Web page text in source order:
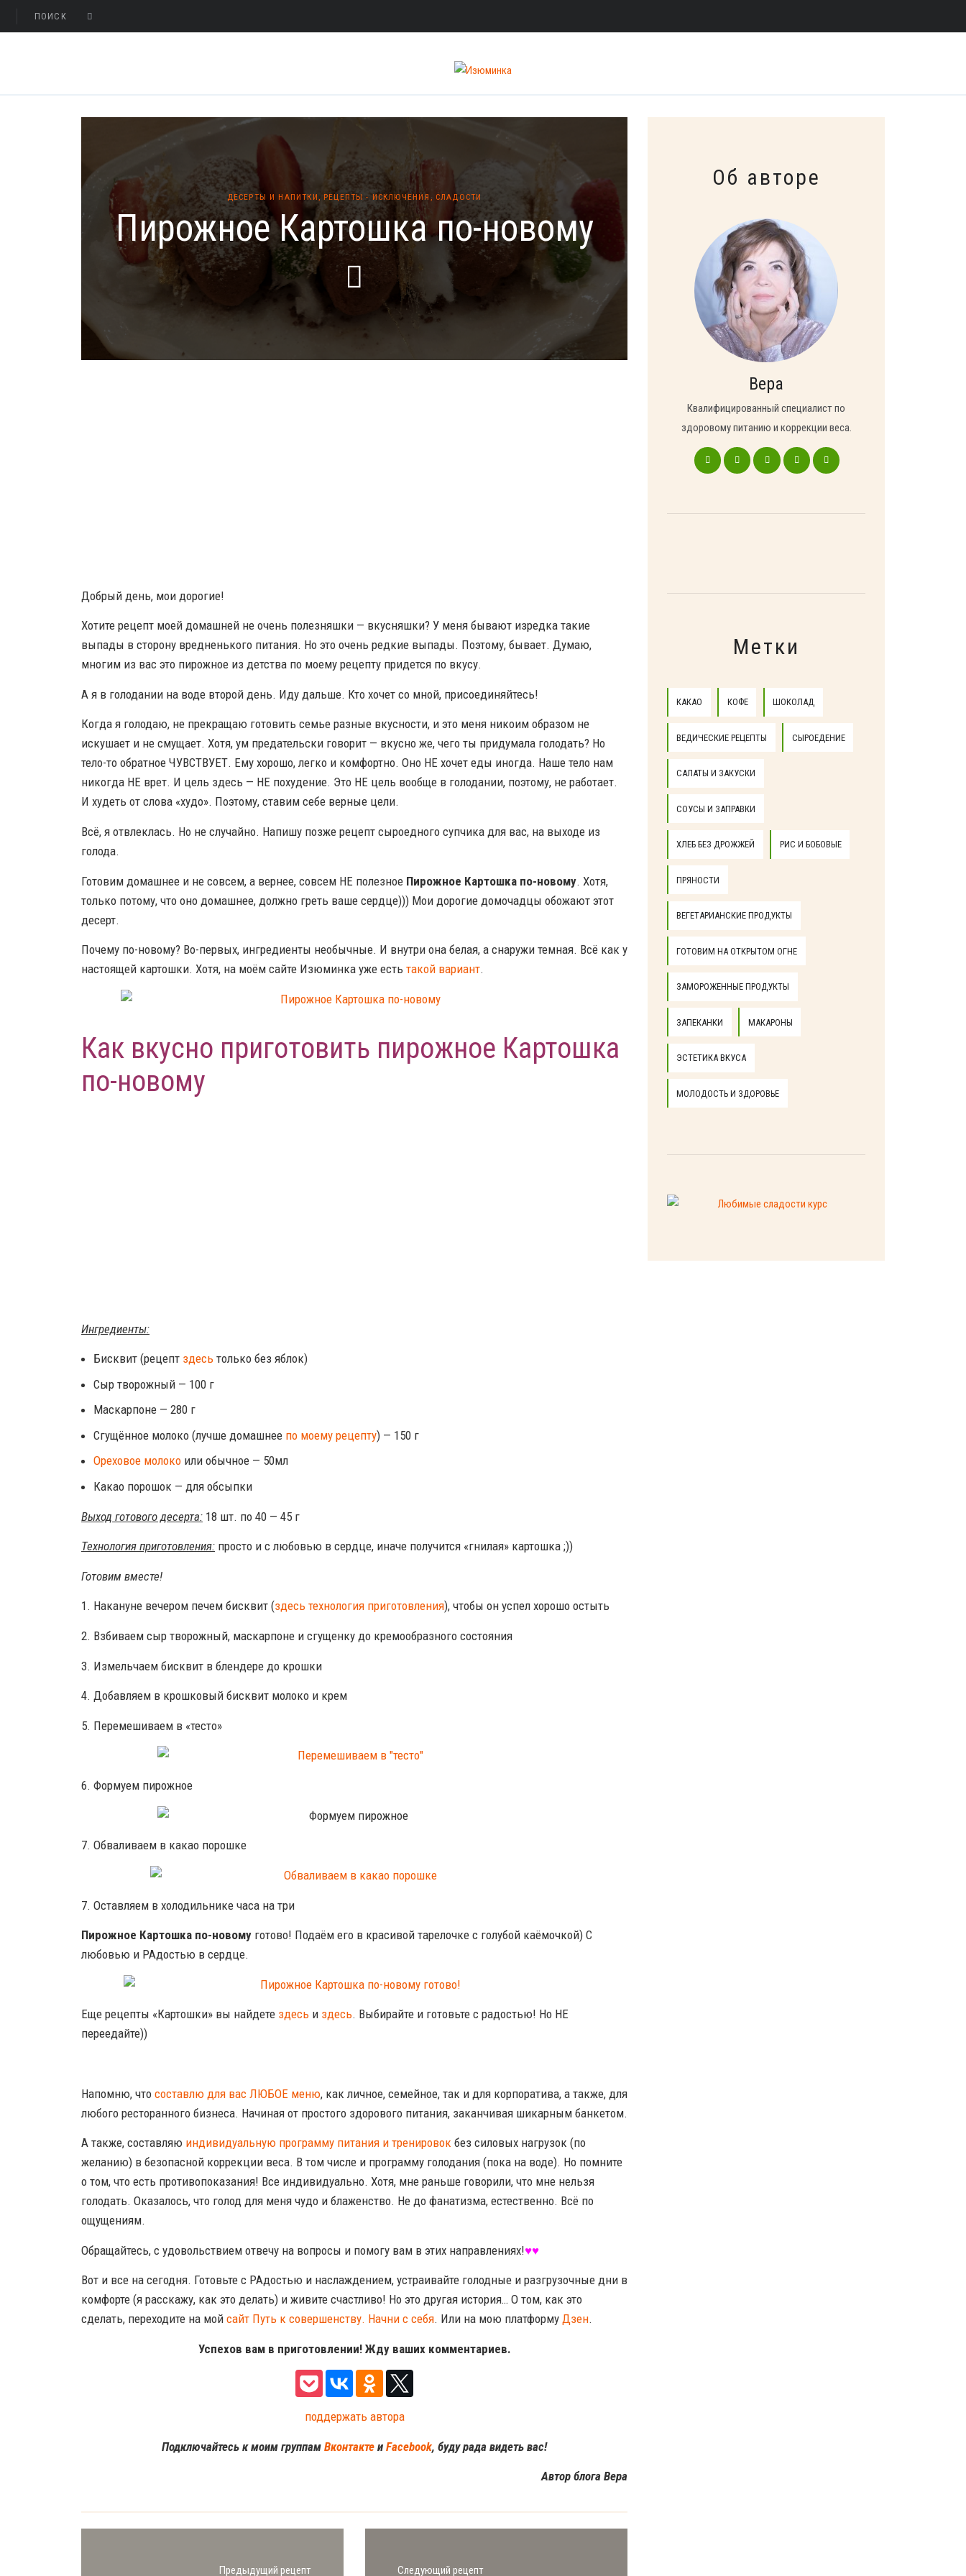
ДЕСЕРТЫ И НАПИТКИ ,РЕЦЕПТЫ - ИСКЛЮЧЕНИЯ , СЛАДОСТИ
Пирожное Картошка по-новому
Добрый день, мои дорогие!
Хотите рецепт моей домашней не очень полезняшки — вкусняшки? У меня бывают изредка такие
выпады в сторону вредненького питания. Но это очень редкие выпады. Поэтому, бывает. Думаю,
многим из вас это пирожное из детства по моему рецепту придется по вкусу.
А я в голодании на воде второй день. Иду дальше. Кто хочет со мной, присоединяйтесь!
Когда я голодаю, не прекращаю готовить семье разные вкусности, и это меня никоим образом не
искушает и не смущает. Хотя, ум предательски говорит — вкусно же, чего ты придумала голодать? Но
тело-то обратное ЧУВСТВУЕТ. Ему хорошо, легко и комфортно. Оно НЕ хочет еды иногда. Наше тело нам
никогда НЕ врет. И цель здесь — НЕ похудение. Это НЕ цель вообще в голодании, поэтому, не работает.
И худеть от слова «худо». Поэтому, ставим себе верные цели.
Всё, я отвлеклась. Но не случайно. Напишу позже рецепт сыроедного супчика для вас, на выходе из
голода.
Готовим домашнее и не совсем, а вернее, совсем НЕ полезное Пирожное Картошка по-новому. Хотя,
только потому, что оно домашнее, должно греть ваше сердце))) Мои дорогие домочадцы обожают этот
десерт.
Почему по-новому? Во-первых, ингредиенты необычные. И внутри она белая, а снаружи темная. Всё как у
настоящей картошки. Хотя, на моём сайте Изюминка уже есть такой вариант.
Как вкусно приготовить пирожное Картошка
по-новому
Ингредиенты:
Бисквит (рецепт здесь только без яблок)
Сыр творожный — 100 г
Маскарпоне — 280 г
Сгущённое молоко (лучше домашнее по моему рецепту) — 150 г
Ореховое молоко или обычное — 50мл
Какао порошок — для обсыпки
Выход готового десерта: 18 шт. по 40 — 45 г
Технология приготовления: просто и с любовью в сердце, иначе получится «гнилая» картошка ;))
Готовим вместе!
1. Накануне вечером печем бисквит (здесь технология приготовления), чтобы он успел хорошо остыть
2. Взбиваем сыр творожный, маскарпоне и сгущенку до кремообразного состояния
3. Измельчаем бисквит в блендере до крошки
4. Добавляем в крошковый бисквит молоко и крем
5. Перемешиваем в «тесто»
6. Формуем пирожное
7. Обваливаем в какао порошке
7. Оставляем в холодильнике часа на три
Пирожное Картошка по-новому готово! Подаём его в красивой тарелочке с голубой каёмочкой) С
любовью и РАдостью в сердце.
Еще рецепты «Картошки» вы найдете здесь и здесь. Выбирайте и готовьте с радостью! Но НЕ
переедайте))
Напомню, что составлю для вас ЛЮБОЕ меню, как личное, семейное, так и для корпоратива, а также, для
любого ресторанного бизнеса. Начиная от простого здорового питания, заканчивая шикарным банкетом.
А также, составляю индивидуальную программу питания и тренировок без силовых нагрузок (по
желанию) в безопасной коррекции веса. В том числе и программу голодания (пока на воде). Но помните
о том, что есть противопоказания! Все индивидуально. Хотя, мне раньше говорили, что мне нельзя
голодать. Оказалось, что голод для меня чудо и блаженство. Не до фанатизма, естественно. Всё по
ощущениям.
Обращайтесь, с удовольствием отвечу на вопросы и помогу вам в этих направлениях!♥♥
Вот и все на сегодня. Готовьте с РАдостью и наслаждением, устраивайте голодные и разгрузочные дни в
комфорте (я расскажу, как это делать) и живите счастливо! Но это другая история… О том, как это
сделать, переходите на мой сайт Путь к совершенству. Начни с себя. Или на мою платформу Дзен.
Успехов вам в приготовлении! Жду ваших комментариев.
поддержать автора
Подключайтесь к моим группам Вконтакте и Facebook, буду рада видеть вас!
Автор блога Вера
Предыдущий рецепт Следующий рецепт
Об авторе
Вера
Квалифицированный специалист по
здоровому питанию и коррекции веса.
Метки
КАКАО КОФЕ ШОКОЛАД
ВЕДИЧЕСКИЕ РЕЦЕПТЫ СЫРОЕДЕНИЕ
САЛАТЫ И ЗАКУСКИ
СОУСЫ И ЗАПРАВКИ
ХЛЕБ БЕЗ ДРОЖЖЕЙ РИС И БОБОВЫЕ
ПРЯНОСТИ
ВЕГЕТАРИАНСКИЕ ПРОДУКТЫ
ГОТОВИМ НА ОТКРЫТОМ ОГНЕ
ЗАМОРОЖЕННЫЕ ПРОДУКТЫ
ЗАПЕКАНКИ МАКАРОНЫ
ЭСТЕТИКА ВКУСА
МОЛОДОСТЬ И ЗДОРОВЬЕ